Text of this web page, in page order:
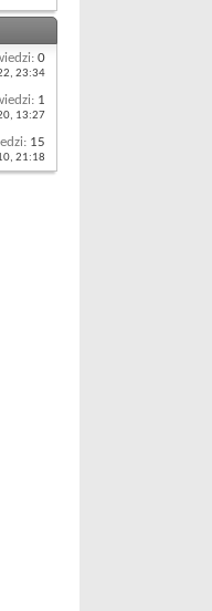
0
23:34
1
13:27
15
21:18